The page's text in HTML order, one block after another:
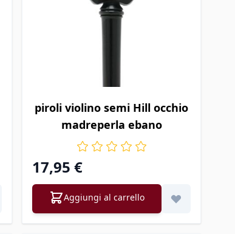
piroli violino semi Hill occhio
madreperla ebano
17,95 €
Aggiungi al carrello